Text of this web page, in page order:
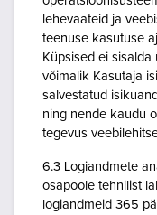
lehevaateid ja
teenuse kasutuse
Küpsised ei
võimalik Kasutaja
salvestatud
ning nende kaudu
tegevus
6.3 Logiandmete
osapoole tehnilist
logiandmeid 365